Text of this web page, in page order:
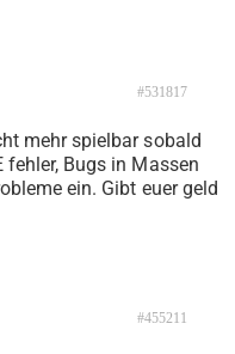
#531817
mehr spielbar sobald
fehler, Bugs in Massen
ein. Gibt euer geld
#455211